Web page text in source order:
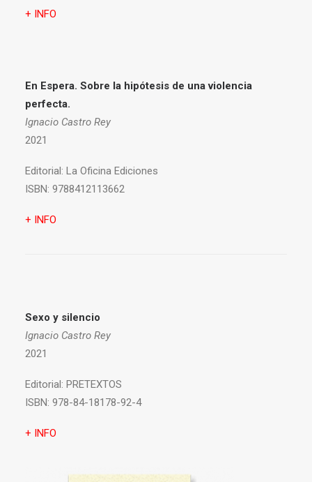
+ INFO
En Espera. Sobre la hipótesis de una violencia
perfecta.
Ignacio Castro Rey
2021
Editorial: La Oficina Ediciones
ISBN: 9788412113662
+ INFO
Sexo y silencio
Ignacio Castro Rey
2021
Editorial: PRETEXTOS
ISBN: 978-84-18178-92-4
+ INFO